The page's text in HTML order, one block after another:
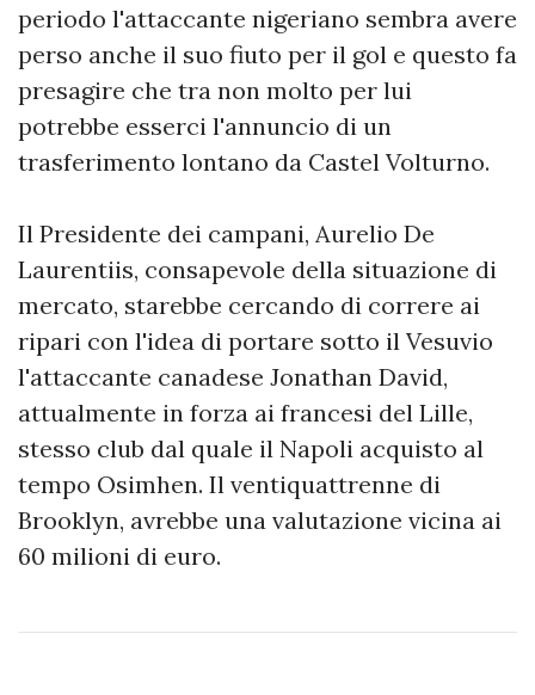
periodo l'attaccante nigeriano sembra avere
perso anche il suo fiuto per il gol e questo fa
presagire che tra non molto per lui
potrebbe esserci l'annuncio di un
trasferimento lontano da Castel Volturno.
Il Presidente dei campani, Aurelio De
Laurentiis, consapevole della situazione di
mercato, starebbe cercando di correre ai
ripari con l'idea di portare sotto il Vesuvio
l'attaccante canadese Jonathan David,
attualmente in forza ai francesi del Lille,
stesso club dal quale il Napoli acquisto al
tempo Osimhen. Il ventiquattrenne di
Brooklyn, avrebbe una valutazione vicina ai
60 milioni di euro.